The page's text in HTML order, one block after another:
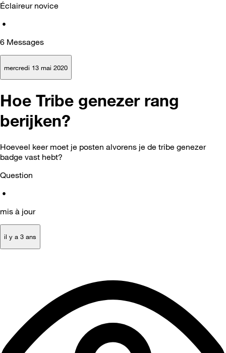
Éclaireur novice
•
6 Messages
mercredi 13 mai 2020
Hoe Tribe genezer rang
berijken?
Hoeveel keer moet je posten alvorens je de tribe genezer
badge vast hebt?
Question
•
mis à jour
il y a 3 ans